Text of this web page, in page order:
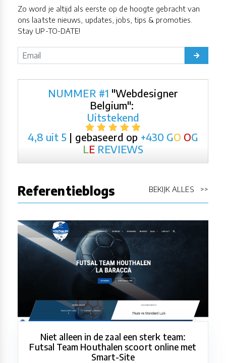
Zo word je altijd als eerste op de hoogte gebracht van
ons laatste nieuws, updates, jobs, tips & promoties.
Stay UP-TO-DATE!
NUMMER #1 "Webdesigner
Belgium":
Uitstekend
4,8 uit 5 | gebaseerd op +430 GO OG
LE REVIEWS
Referentieblogs BEKIJK ALLES >>
Niet alleen in de zaal een sterk team:
Futsal Team Houthalen scoort online met
Smart-Site